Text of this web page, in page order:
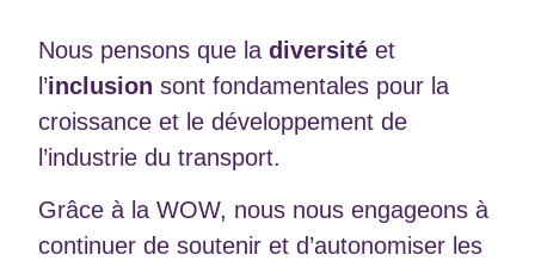
Nous pensons que ladiversité et
l’inclusion sont fondamentales pour la
croissance et le développement de
l’industrie du transport.
Grâce à la WOW, nous nous engageons à
continuer de soutenir et d’autonomiser les